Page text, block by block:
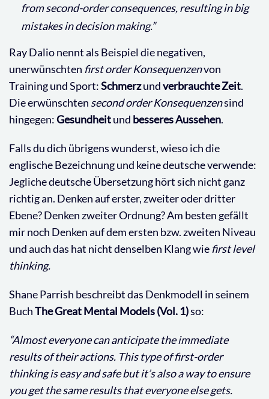
from second-order consequences, resulting in big
mistakes in decision making.”
Ray Dalio nennt als Beispiel die negativen,
unerwünschten first order Konsequenzenvon
Training und Sport:Schmerzundverbrauchte Zeit.
Die erwünschten second order Konsequenzensind
hingegen:Gesundheitund besseres Aussehen.
Falls du dich übrigens wunderst, wieso ich die
englische Bezeichnung und keine deutsche verwende:
Jegliche deutsche Übersetzung hört sich nicht ganz
richtig an. Denken auf erster, zweiter oder dritter
Ebene? Denken zweiter Ordnung? Am besten gefällt
mir noch Denken auf dem ersten bzw. zweiten Niveau
und auch das hat nicht denselben Klang wie first level
thinking.
Shane Parrish beschreibt das Denkmodell in seinem
BuchThe Great Mental Models (Vol. 1)so:
“Almost everyone can anticipate the immediate
results of their actions. This type of first-order
thinking is easy and safe but it’s also a way to ensure
you get the same results that everyone else gets.